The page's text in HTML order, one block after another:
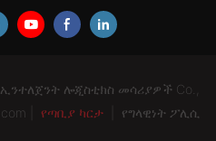
ሎጂስቲክስ መሳሪያዎች Co.,
|
የጣቢያ ካርታ የግላዊነት ፖሊሲ